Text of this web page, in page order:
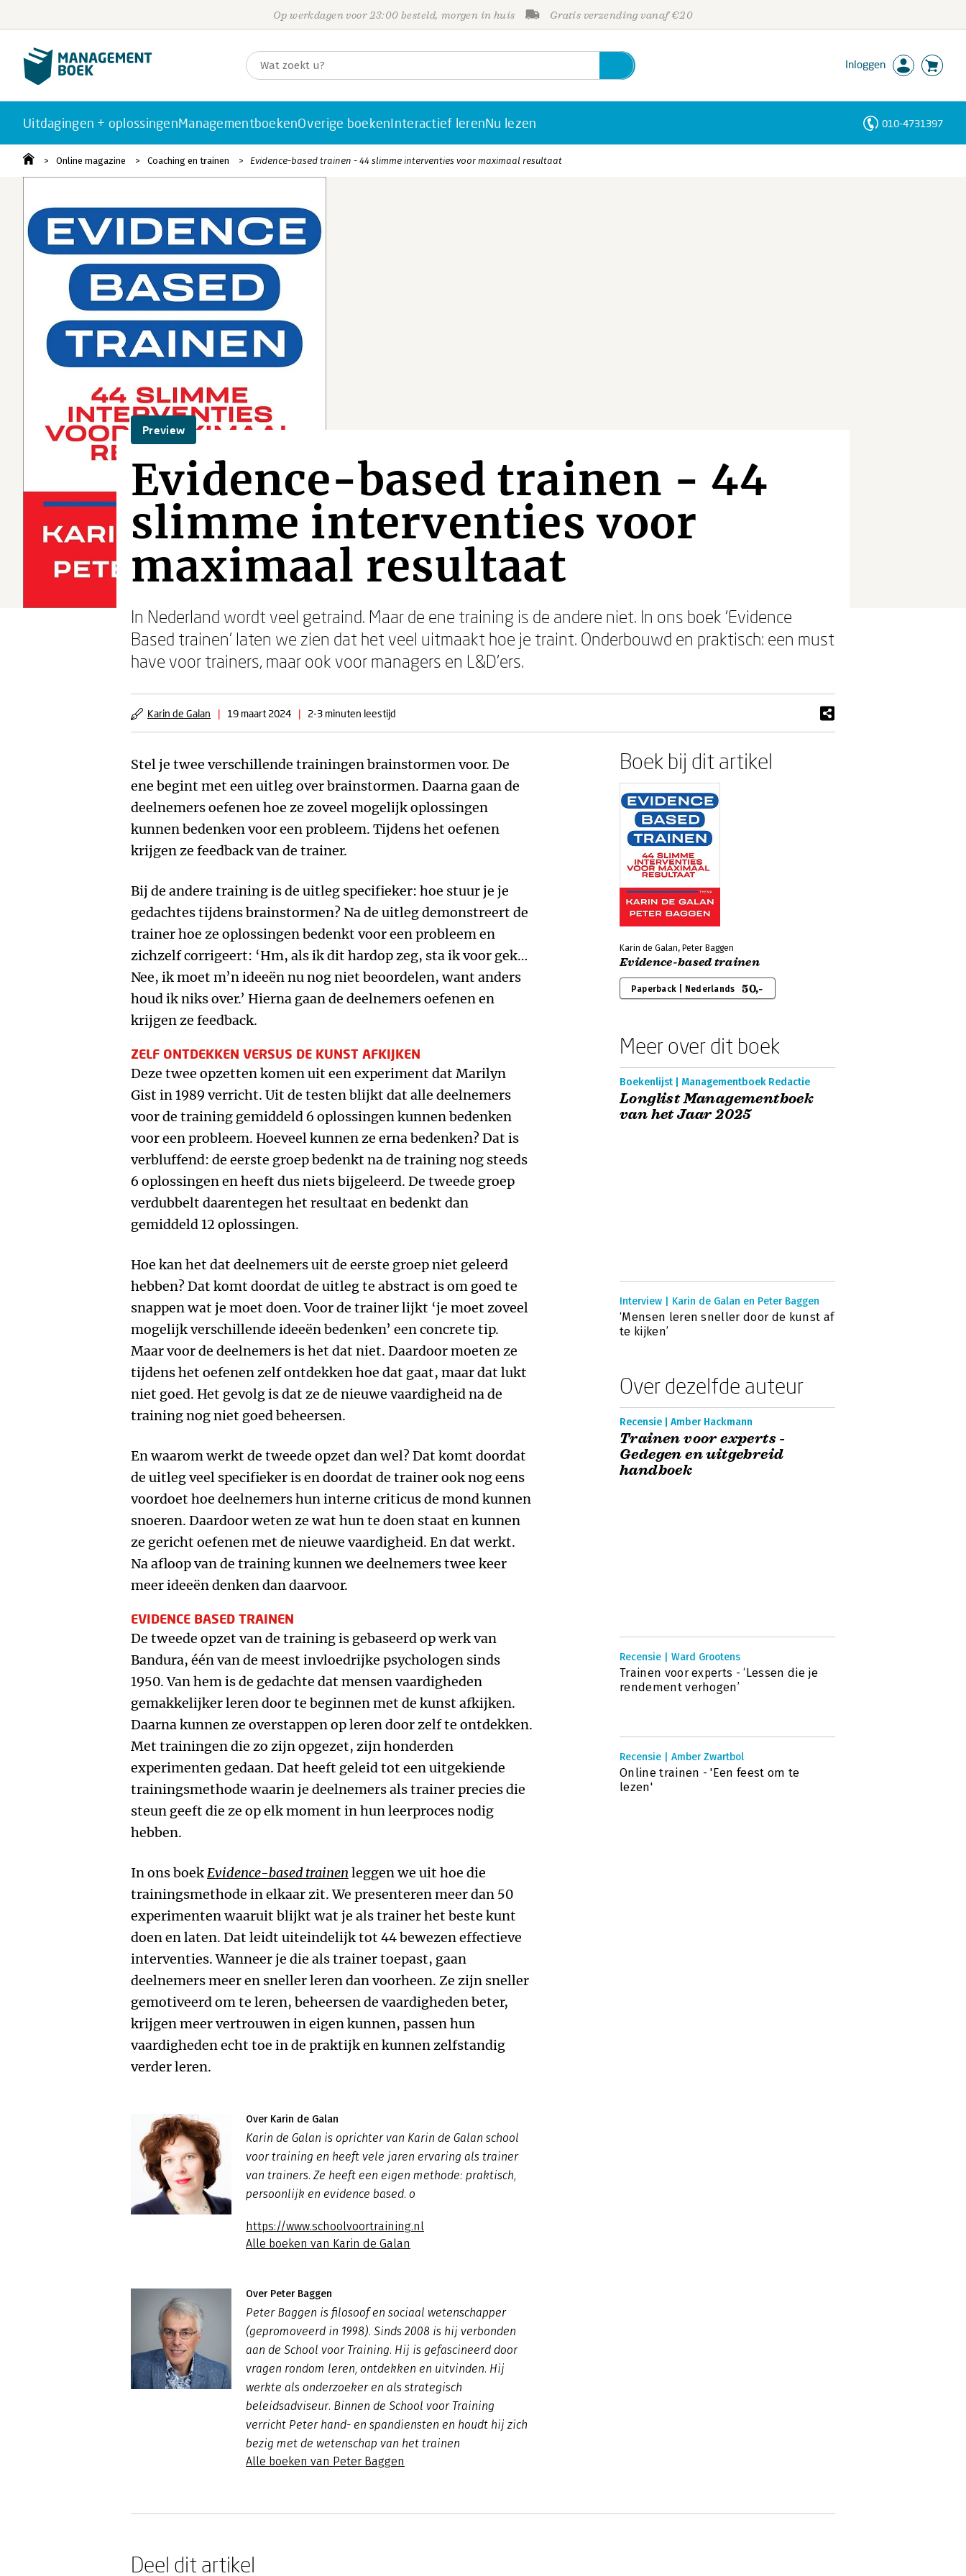
Op werkdagen voor 23:00 besteld, morgen in huis Gratis verzending vanaf €20
Inloggen
Uitdagingen + oplossingenManagementboekenOverige boekenInteractief lerenNu lezen 010-4731397
Online magazine Coaching en trainen Evidence-based trainen - 44 slimme interventies voor maximaal resultaat
Preview
Evidence-based trainen - 44
slimme interventies voor
maximaal resultaat
In Nederland wordt veel getraind. Maar de ene training is de andere niet. In ons boek ‘Evidence
Based trainen’ laten we zien dat het veel uitmaakt hoe je traint. Onderbouwd en praktisch: een must
have voor trainers, maar ook voor managers en L&D’ers.
Karin de Galan | 19 maart 2024 | 2-3 minuten leestijd
Stel je twee verschillende trainingen brainstormen voor. De
ene begint met een uitleg over brainstormen. Daarna gaan de
deelnemers oefenen hoe ze zoveel mogelijk oplossingen
kunnen bedenken voor een probleem. Tijdens het oefenen
krijgen ze feedback van de trainer.
Bij de andere training is de uitleg specifieker: hoe stuur je je
gedachtes tijdens brainstormen? Na de uitleg demonstreert de
trainer hoe ze oplossingen bedenkt voor een probleem en
zichzelf corrigeert: ‘Hm, als ik dit hardop zeg, sta ik voor gek…
Nee, ik moet m’n ideeën nu nog niet beoordelen, want anders
houd ik niks over.’ Hierna gaan de deelnemers oefenen en
krijgen ze feedback.
ZELF ONTDEKKEN VERSUS DE KUNST AFKIJKEN
Deze twee opzetten komen uit een experiment dat Marilyn
Gist in 1989 verricht. Uit de testen blijkt dat alle deelnemers
voor de training gemiddeld 6 oplossingen kunnen bedenken
voor een probleem. Hoeveel kunnen ze erna bedenken? Dat is
verbluffend: de eerste groep bedenkt na de training nog steeds
6 oplossingen en heeft dus niets bijgeleerd. De tweede groep
verdubbelt daarentegen het resultaat en bedenkt dan
gemiddeld 12 oplossingen.
Hoe kan het dat deelnemers uit de eerste groep niet geleerd
hebben? Dat komt doordat de uitleg te abstract is om goed te
snappen wat je moet doen. Voor de trainer lijkt ‘je moet zoveel
mogelijk verschillende ideeën bedenken’ een concrete tip.
Maar voor de deelnemers is het dat niet. Daardoor moeten ze
tijdens het oefenen zelf ontdekken hoe dat gaat, maar dat lukt
niet goed. Het gevolg is dat ze de nieuwe vaardigheid na de
training nog niet goed beheersen.
En waarom werkt de tweede opzet dan wel? Dat komt doordat
de uitleg veel specifieker is en doordat de trainer ook nog eens
voordoet hoe deelnemers hun interne criticus de mond kunnen
snoeren. Daardoor weten ze wat hun te doen staat en kunnen
ze gericht oefenen met de nieuwe vaardigheid. En dat werkt.
Na afloop van de training kunnen we deelnemers twee keer
meer ideeën denken dan daarvoor.
EVIDENCE BASED TRAINEN
De tweede opzet van de training is gebaseerd op werk van
Bandura, één van de meest invloedrijke psychologen sinds
1950. Van hem is de gedachte dat mensen vaardigheden
gemakkelijker leren door te beginnen met de kunst afkijken.
Daarna kunnen ze overstappen op leren door zelf te ontdekken.
Met trainingen die zo zijn opgezet, zijn honderden
experimenten gedaan. Dat heeft geleid tot een uitgekiende
trainingsmethode waarin je deelnemers als trainer precies die
steun geeft die ze op elk moment in hun leerproces nodig
hebben.
In ons boekEvidence-based trainen leggen we uit hoe die
trainingsmethode in elkaar zit. We presenteren meer dan 50
experimenten waaruit blijkt wat je als trainer het beste kunt
doen en laten. Dat leidt uiteindelijk tot 44 bewezen effectieve
interventies. Wanneer je die als trainer toepast, gaan
deelnemers meer en sneller leren dan voorheen. Ze zijn sneller
gemotiveerd om te leren, beheersen de vaardigheden beter,
krijgen meer vertrouwen in eigen kunnen, passen hun
vaardigheden echt toe in de praktijk en kunnen zelfstandig
verder leren.
Over Karin de Galan
Karin de Galan is oprichter van Karin de Galan school
voor training en heeft vele jaren ervaring als trainer
van trainers. Ze heeft een eigen methode: praktisch,
persoonlijk en evidence based. o
https://www.schoolvoortraining.nl
Alle boeken van Karin de Galan
Over Peter Baggen
Peter Baggen is filosoof en sociaal wetenschapper
(gepromoveerd in 1998). Sinds 2008 is hij verbonden
aan de School voor Training. Hij is gefascineerd door
vragen rondom leren, ontdekken en uitvinden. Hij
werkte als onderzoeker en als strategisch
beleidsadviseur. Binnen de School voor Training
verricht Peter hand- en spandiensten en houdt hij zich
bezig met de wetenschap van het trainen
Alle boeken van Peter Baggen
Boek bij dit artikel
Karin de Galan, Peter Baggen
Evidence-based trainen
Paperback | Nederlands 50,-
Meer over dit boek
Boekenlijst | Managementboek Redactie
Longlist Managementboek
van het Jaar 2025
Interview | Karin de Galan en Peter Baggen
‘Mensen leren sneller door de kunst af
te kijken’
Over dezelfde auteur
Recensie | Amber Hackmann
Trainen voor experts -
Gedegen en uitgebreid
handboek
Recensie | Ward Grootens
Trainen voor experts - ‘Lessen die je
rendement verhogen’
Recensie | Amber Zwartbol
Online trainen - 'Een feest om te
lezen'
Deel dit artikel
Personen